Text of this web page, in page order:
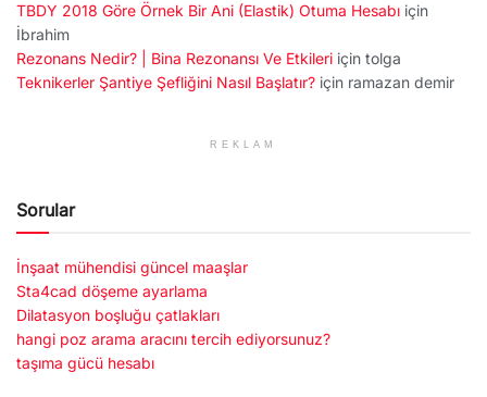
TBDY 2018 Göre Örnek Bir Ani (Elastik) Otuma Hesabı için
İbrahim
Rezonans Nedir? | Bina Rezonansı Ve Etkileri için tolga
Teknikerler Şantiye Şefliğini Nasıl Başlatır? için ramazan demir
REKLAM
Sorular
İnşaat mühendisi güncel maaşlar
Sta4cad döşeme ayarlama
Dilatasyon boşluğu çatlakları
hangi poz arama aracını tercih ediyorsunuz?
taşıma gücü hesabı